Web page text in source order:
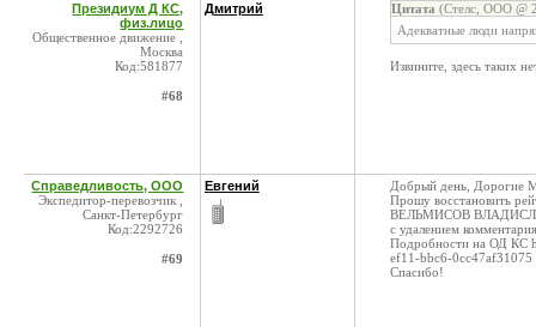
Президиум Д КС,
физ.лицо
Общественное движение ,
Москва
Код:581877
#68
Дмитрий Цитата (Стелс, ООО @
Адекватные люди
Извините, здесь таких
Справедливость, ООО
Экспедитор-перевозчик ,
Санкт-Петербург
Код:2292726
#69
Евгений
Добрый день, Дорогие
Прошу восстановить
ВЕЛЬМИСОВ
с удалением
Подробности на ОД КС
ef11-bbc6-0cc47af31075
Спасибо!